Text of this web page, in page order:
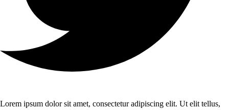
Lorem ipsum dolor sit amet, consectetur adipiscing elit. Ut elit tellus,